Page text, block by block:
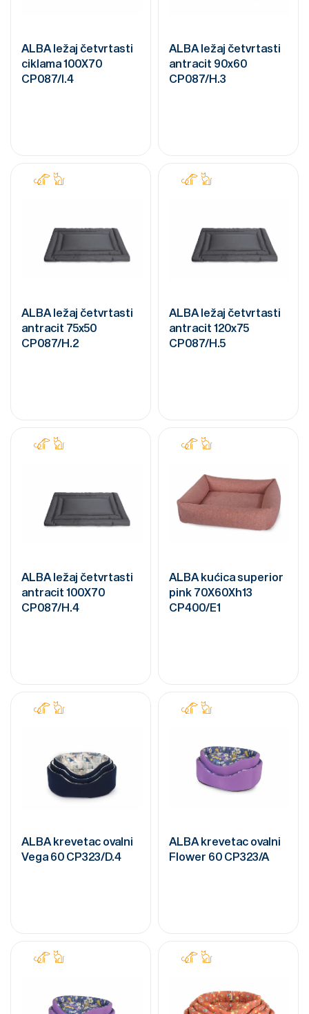
ALBA ležaj četvrtasti
ciklama 100X70
CP087/I.4
ALBA ležaj četvrtasti
antracit 90x60
CP087/H.3
ALBA ležaj četvrtasti
antracit 75x50
CP087/H.2
ALBA ležaj četvrtasti
antracit 120x75
CP087/H.5
ALBA ležaj četvrtasti
antracit 100X70
CP087/H.4
ALBA kućica superior
pink 70X60Xh13
CP400/E1
ALBA krevetac ovalni
Vega 60 CP323/D.4
ALBA krevetac ovalni
Flower 60 CP323/A